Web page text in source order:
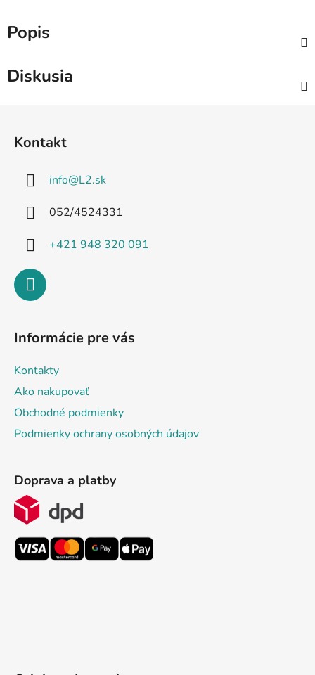
Popis
Diskusia
Kontakt
info@L2.sk
052/4524331
+421 948 320 091
Informácie pre vás
Kontakty
Ako nakupovať
Obchodné podmienky
Podmienky ochrany osobných údajov
Doprava a platby